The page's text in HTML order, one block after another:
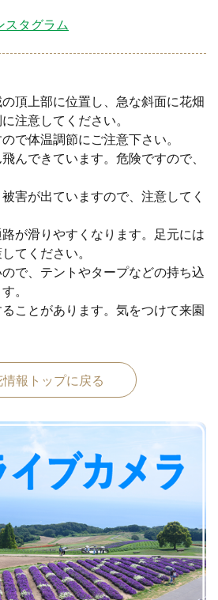
タグラム
頂上部に位置し、急な斜面に花畑
注意してください。
で体温調節にご注意下さい。
んできています。危険ですので、
害が出ていますので、注意してく
が滑りやすくなります。足元には
てください。
で、テントやタープなどの持ち込
。
ことがあります。気をつけて来園
情報トップに戻る